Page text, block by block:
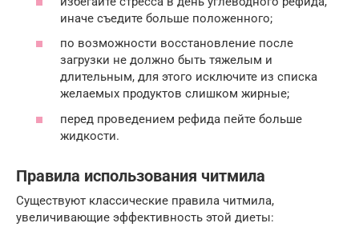
иначе съедите больше положенного;
по возможности восстановление после
загрузки не должно быть тяжелым и
длительным, для этого исключите из списка
желаемых продуктов слишком жирные;
перед проведением рефида пейте больше
жидкости.
Правила использования читмила
Существуют классические правила читмила,
увеличивающие эффективность этой диеты: